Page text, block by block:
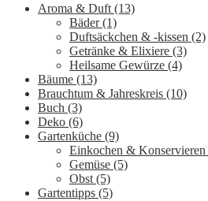
Aroma & Duft (13)
Bäder(1)
Duftsäckchen & -kissen (2)
Getränke & Elixiere (3)
Heilsame Gewürze (4)
Bäume (13)
Brauchtum & Jahreskreis (10)
Buch (3)
Deko (6)
Gartenküche (9)
Einkochen & Konservieren
Gemüse (5)
Obst (5)
Gartentipps (5)